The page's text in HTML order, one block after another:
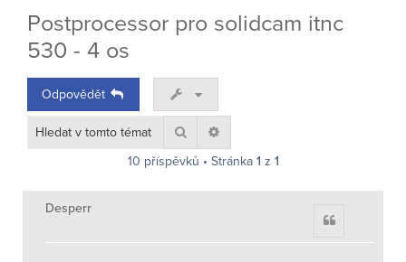
Postprocessor pro solidcam itnc
530 - 4 os
Odpovědět
Hledat
10 příspěvků • Stránka 1 z 1
Desperr